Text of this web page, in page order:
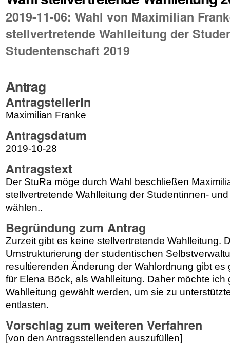
2019-11-06: Wahl von Maximilian
stellvertretende Wahlleitung der
Studentenschaft 2019
Antrag
AntragstellerIn
Maximilian Franke
Antragsdatum
2019-10-28
Antragstext
Der StuRa möge durch Wahl beschließen
stellvertretende Wahlleitung der Studentinnen-
wählen..
Begründung zum Antrag
Zurzeit gibt es keine stellvertretende Wahlleitung.
Umstrukturierung der studentischen
resultierenden Änderung der Wahlordnung gibt es
für Elena Böck, als Wahlleitung. Daher möchte ich
Wahlleitung gewählt werden, um sie zu
entlasten.
Vorschlag zum weiteren Verfahren
[von den Antragsstellenden auszufüllen]